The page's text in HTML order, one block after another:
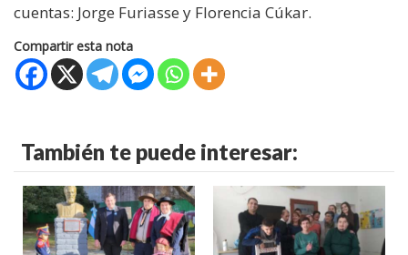
cuentas: Jorge Furiasse y Florencia Cúkar.
Compartir esta nota
También te puede interesar: